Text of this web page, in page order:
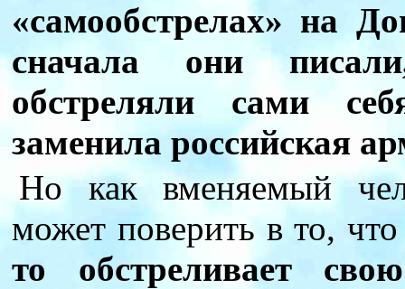
«самообстрелах» на
сначала они
обстреляли сами
заменила российская
Но как вменяемый
может поверить в то,
то обстреливает